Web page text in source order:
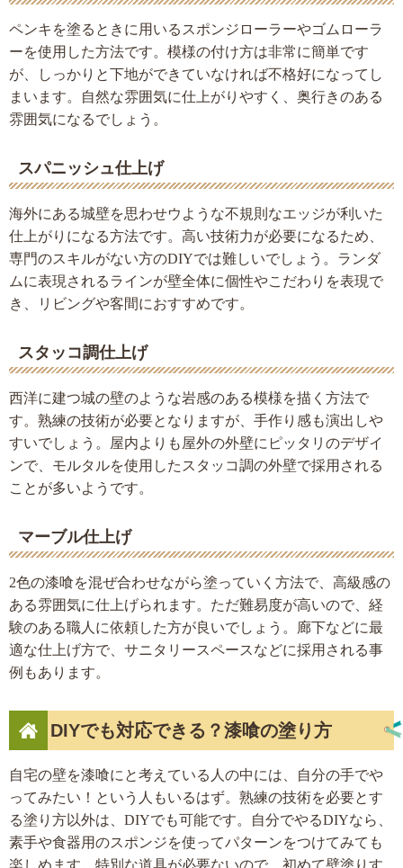
ペンキを塗るときに用いるスポンジローラーやゴムローラ
ーを使用した方法です。模様の付け方は非常に簡単です
が、しっかりと下地ができていなければ不格好になってし
まいます。自然な雰囲気に仕上がりやすく、奥行きのある
雰囲気になるでしょう。
スパニッシュ仕上げ
海外にある城壁を思わせウような不規則なエッジが利いた
仕上がりになる方法です。高い技術力が必要になるため、
専門のスキルがない方のDIYでは難しいでしょう。ランダ
ムに表現されるラインが壁全体に個性やこだわりを表現で
き、リビングや客間におすすめです。
スタッコ調仕上げ
西洋に建つ城の壁のような岩感のある模様を描く方法で
す。熟練の技術が必要となりますが、手作り感も演出しや
すいでしょう。屋内よりも屋外の外壁にピッタリのデザイ
ンで、モルタルを使用したスタッコ調の外壁で採用される
ことが多いようです。
マーブル仕上げ
2色の漆喰を混ぜ合わせながら塗っていく方法で、高級感の
ある雰囲気に仕上げられます。ただ難易度が高いので、経
験のある職人に依頼した方が良いでしょう。廊下などに最
適な仕上げ方で、サニタリースペースなどに採用される事
例もあります。
DIYでも対応できる？漆喰の塗り方
自宅の壁を漆喰にと考えている人の中には、自分の手でや
ってみたい！という人もいるはず。熟練の技術を必要とす
る塗り方以外は、DIYでも可能です。自分でやるDIYなら、
素手や食器用のスポンジを使ってパターンをつけてみても